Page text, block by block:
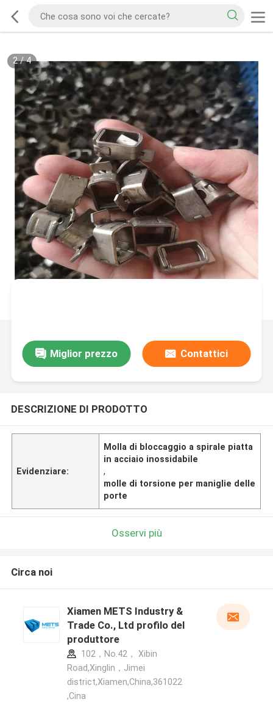
2/4
Miglior prezzo Contattici
DESCRIZIONE DI PRODOTTO
Evidenziare:
Molla di bloccaggio a spirale piatta
in acciaio inossidabile
,
molle di torsione per maniglie delle
porte
Osservi più
Circa noi
Xiamen METS Industry &
Trade Co., Ltd profilo del
produttore
102，No.42， Xibin
Road,Xinglin，Jimei
district,Xiamen,China,361022
,Cina